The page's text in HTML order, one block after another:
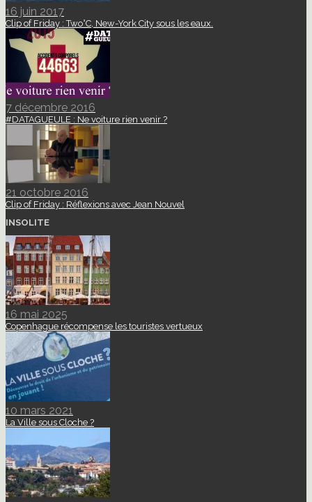
16 juin 2017
Clip of Friday : Two°C, New-York City sous les eaux.
7 décembre 2016
#DATAGUEULE : Ne voiture rien venir ?
21 octobre 2016
Clip of Friday : Réflexions avec Jean Nouvel
INSOLITE
16 mai 2025
Copenhague récompense les touristes vertueux
10 mars 2021
La Ville sous Cloche ?